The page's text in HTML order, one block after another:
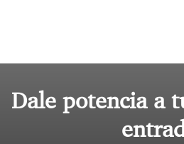
Dale potencia a